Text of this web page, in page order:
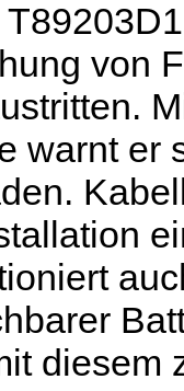
von
warnt er
diesem